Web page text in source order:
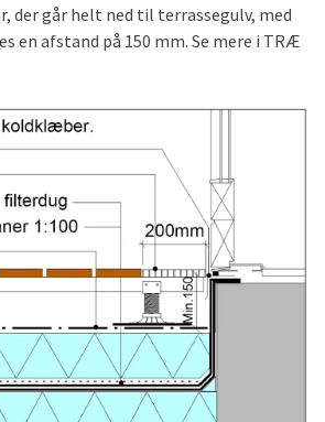
der går helt ned til terrassegulv, med
en afstand på 150 mm. Se mere i TRÆ